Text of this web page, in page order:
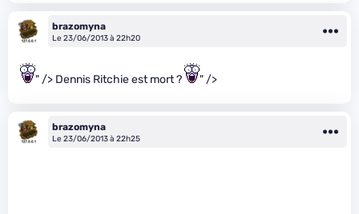
brazomyna
Le 23/06/2013 à 22h20
" /> Dennis Ritchie est mort ? " />
brazomyna
Le 23/06/2013 à 22h25